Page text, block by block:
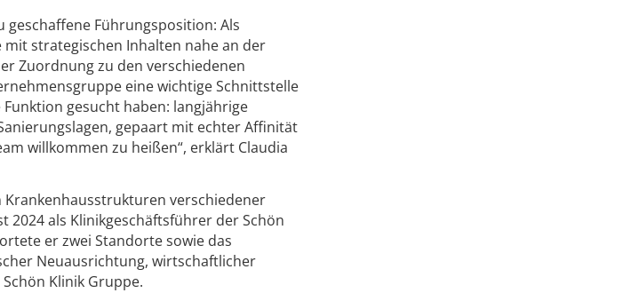
geschaffene Führungsposition: Als
strategischen Inhalten nahe an der
Zuordnung zu den verschiedenen
eine wichtige Schnittstelle
gesucht haben: langjährige
gepaart mit echter Affinität
willkommen zu heißen“, erklärt Claudia
verschiedener
2024 als Klinikgeschäftsführer der Schön
er zwei Standorte sowie das
Neuausrichtung, wirtschaftlicher
Klinik Gruppe.